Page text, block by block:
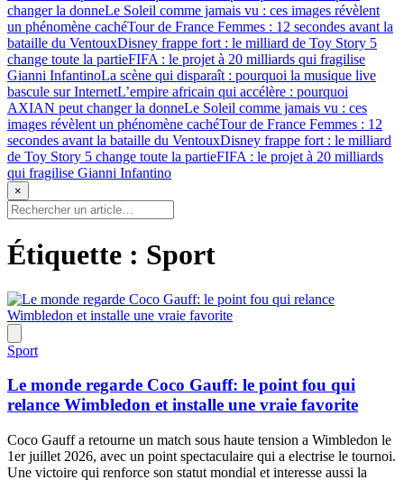
changer la donneLe Soleil comme jamais vu : ces images révèlent
un phénomène cachéTour de France Femmes : 12 secondes avant la
bataille du VentouxDisney frappe fort : le milliard de Toy Story 5
change toute la partieFIFA : le projet à 20 milliards qui fragilise
Gianni InfantinoLa scène qui disparaît : pourquoi la musique live
bascule sur InternetL’empire africain qui accélère : pourquoi
AXIAN peut changer la donneLe Soleil comme jamais vu : ces
images révèlent un phénomène cachéTour de France Femmes : 12
secondes avant la bataille du VentouxDisney frappe fort : le milliard
de Toy Story 5 change toute la partieFIFA : le projet à 20 milliards
qui fragilise Gianni Infantino
×
Étiquette : Sport
Sport
Le monde regarde Coco Gauff: le point fou qui
relance Wimbledon et installe une vraie favorite
Coco Gauff a retourne un match sous haute tension a Wimbledon le
1er juillet 2026, avec un point spectaculaire qui a electrise le tournoi.
Une victoire qui renforce son statut mondial et interesse aussi la